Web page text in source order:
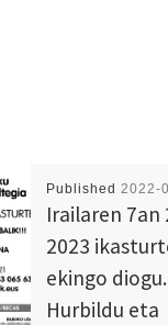
Published 2022-
Irailaren 7an
2023
ekingo diogu.
Hurbildu eta